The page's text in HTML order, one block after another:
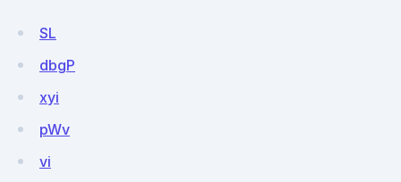
SL
dbgP
xyi
pWv
vi